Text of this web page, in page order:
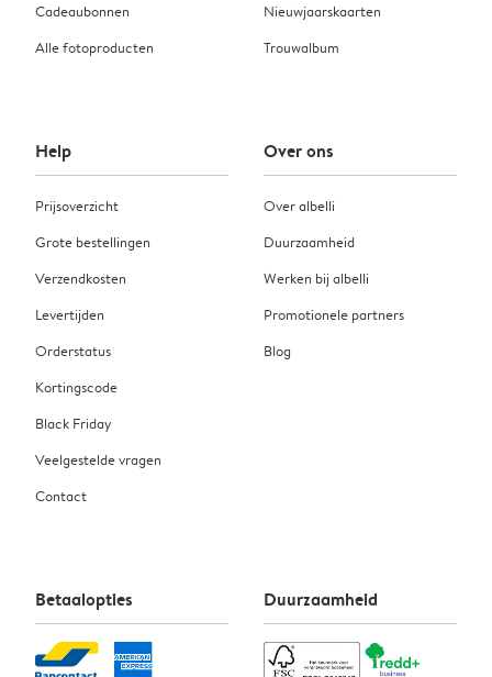
Cadeaubonnen
Alle fotoproducten
Nieuwjaarskaarten
Trouwalbum
Help
Prijsoverzicht
Grote bestellingen
Verzendkosten
Levertijden
Orderstatus
Kortingscode
Black Friday
Veelgestelde vragen
Contact
Over ons
Over albelli
Duurzaamheid
Werken bij albelli
Promotionele partners
Blog
Betaalopties Duurzaamheid